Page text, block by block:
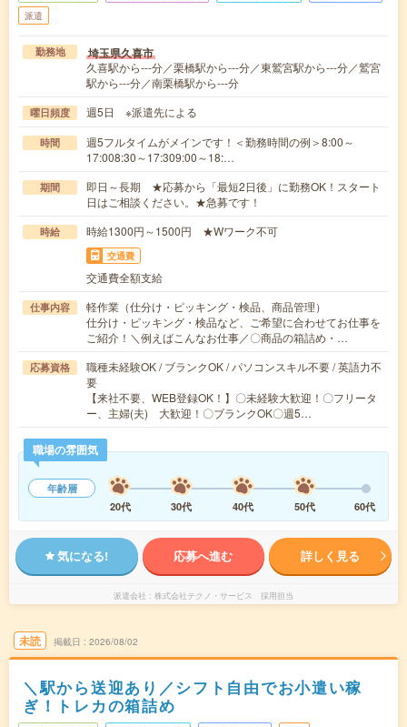
派遣
勤務地 埼玉県久喜市
久喜駅から---分／栗橋駅から---分／東鷲宮駅から---分／鷲宮
駅から---分／南栗橋駅から---分
曜日頻度 週5日 ※派遣先による
時間
週5フルタイムがメインです！＜勤務時間の例＞8:00～
17:008:30～17:309:00～18:…
期間
即日～長期 ★応募から「最短2日後」に勤務OK！スタート
日はご相談ください。★急募です！
時給 時給1300円～1500円 ★Wワーク不可
交通費
交通費全額支給
仕事内容
軽作業（仕分け・ピッキング・検品、商品管理）
仕分け・ピッキング・検品など、ご希望に合わせてお仕事を
ご紹介！＼例えばこんなお仕事／〇商品の箱詰め・…
応募資格
職種未経験OK / ブランクOK / パソコンスキル不要 / 英語力不
要
【来社不要、WEB登録OK！】〇未経験大歓迎！〇フリータ
ー、主婦(夫) 大歓迎！〇ブランクOK〇週5…
職場の雰囲気
年齢層
20代
30代 40代 50代 60代
気になる! 応募へ進む 詳しく見る
派遣会社 株式会社テクノ・サービス 採用担当
未読 掲載日 2026/08/02
＼駅から送迎あり／シフト自由でお小遣い稼
ぎ！トレカの箱詰め